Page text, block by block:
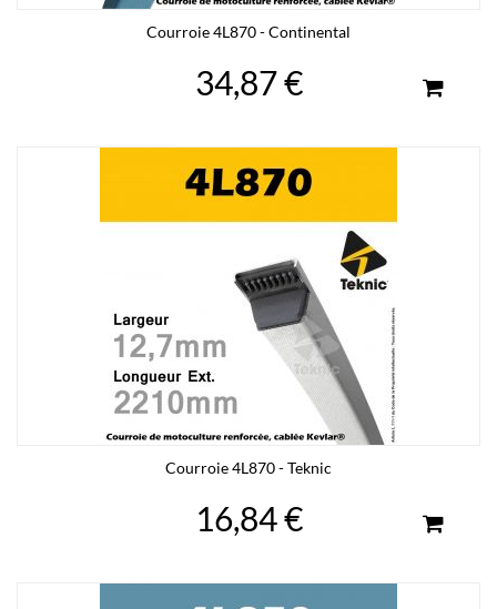
Courroie 4L870 - Continental
34,87 €
Courroie 4L870 - Teknic
16,84 €